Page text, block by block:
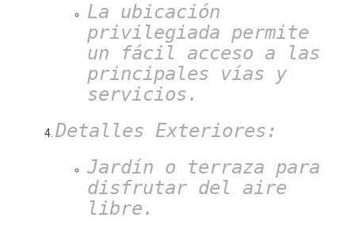
La ubicación
privilegiada permite
un fácil acceso a las
principales vías y
servicios.
Detalles Exteriores:
Jardín o terraza para
disfrutar del aire
libre.